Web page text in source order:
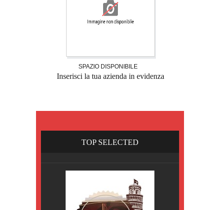
SPAZIO DISPONIBILE
Inserisci la tua azienda in evidenza
TOP SELECTED